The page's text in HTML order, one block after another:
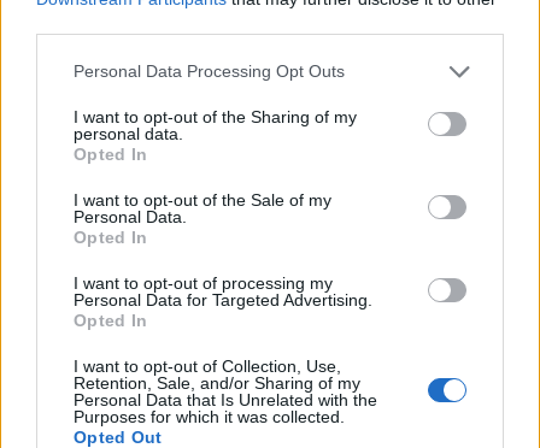
Please note that this website/app uses one or more Google
not limited to your visit or usage behaviour. You may click to
grant or deny consent to Google and its third-party tags to
use your data for below specified purposes in below Google
consent section.
Personal Data Processing Opt Outs
I want to opt-out of the Sharing of my
personal data.
Opted In
I want to opt-out of the Sale of my
Personal Data.
Opted In
I want to opt-out of processing my
Personal Data for Targeted Advertising.
Opted In
I want to opt-out of Collection, Use,
Retention, Sale, and/or Sharing of my
Personal Data that Is Unrelated with the
Purposes for which it was collected.
Opted Out
Scarpa antinfortunistica bassa U Power Duke Esd S3
Src da lavoro impermeabile
Scarpa da lavoro U Power Duke Esd S3 Src Una scarpa
innovativa della linea U Power!
( 0 recensioni )